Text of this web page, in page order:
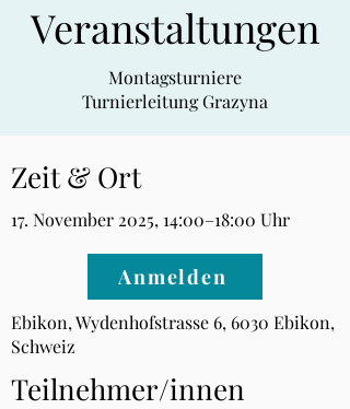
Veranstaltungen
Montagsturniere
Turnierleitung Grazyna
Zeit & Ort
17. November 2025, 14:00–18:00 Uhr
Anmelden
Ebikon, Wydenhofstrasse 6, 6030 Ebikon,
Schweiz
Teilnehmer/innen